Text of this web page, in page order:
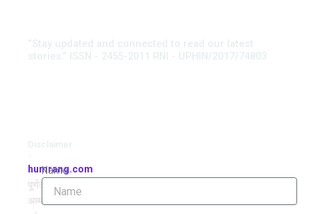
“Stay updated and connected to read our latest
stories.” ISSN - 2455-2011 RNI - UPHIN/2017/74803
humrang.com
पूर्णतः
अव्यवसायिक
Name